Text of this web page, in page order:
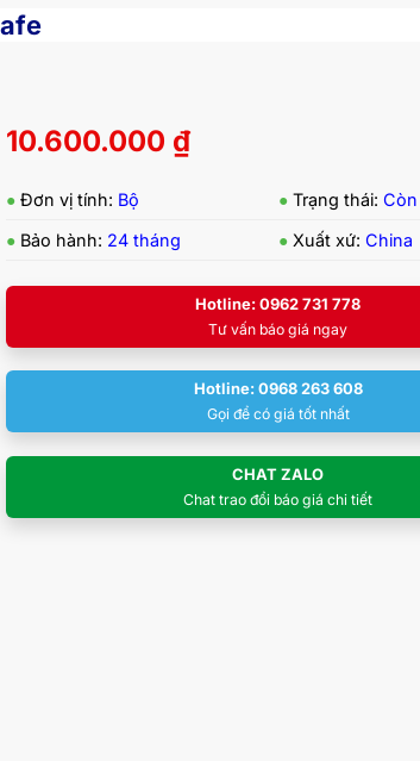
10.600.000 ₫
●Đơn vị tính: Bộ ● Trạng thái:
● Bảo hành: 24 tháng ● Xuất xứ: China
Hotline: 0962 731 778
Tư vấn báo giá ngay
Hotline: 0968 263 608
Gọi để có giá tốt nhất
CHAT ZALO
Chat trao đổi báo giá chi tiết